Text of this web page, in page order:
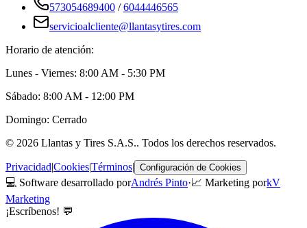
573054689400 /6044446565
servicioalcliente@llantasytires.com
Horario de atención:
Lunes - Viernes: 8:00 AM - 5:30 PM
Sábado: 8:00 AM - 12:00 PM
Domingo: Cerrado
© 2026 Llantas y Tires S.A.S.. Todos los derechos reservados.
Privacidad|Cookies|Términos| Configuración de Cookies
💻 Software desarrollado porAndrés Pinto·📈 Marketing porkV
Marketing
¡Escríbenos! 💬